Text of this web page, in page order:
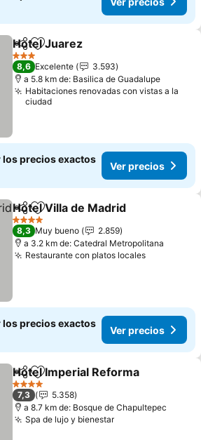
CompartirAgregar a favoritos
Hotel Juarez
3 Estrellas
8,6 Excelente
3.593
a 5.8 km de: Basilica de Guadalupe
Habitaciones renovadas con vistas a la
ciudad
los precios exactos
Ver precios
CompartirAgregar a favoritos
Hotel Villa de Madrid
4 Estrellas
8,3 Muy bueno
2.859
a 3.2 km de: Catedral Metropolitana
Restaurante con platos localesVer
los precios exactos
Ver precios
CompartirAgregar a favoritos
Hotel Imperial Reforma
4 Estrellas
7,3
5.358
a 8.7 km de: Bosque de Chapultepec
Spa de lujo y bienestarVer precios